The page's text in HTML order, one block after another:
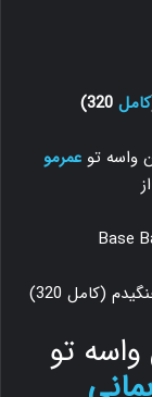
کامل
واسه تو عمرمو
Base
تو